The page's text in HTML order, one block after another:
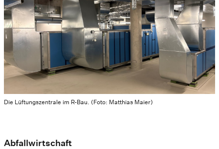
Die Lüftungszentrale im R-Bau. (Foto: Matthias Maier)
Abfallwirtschaft